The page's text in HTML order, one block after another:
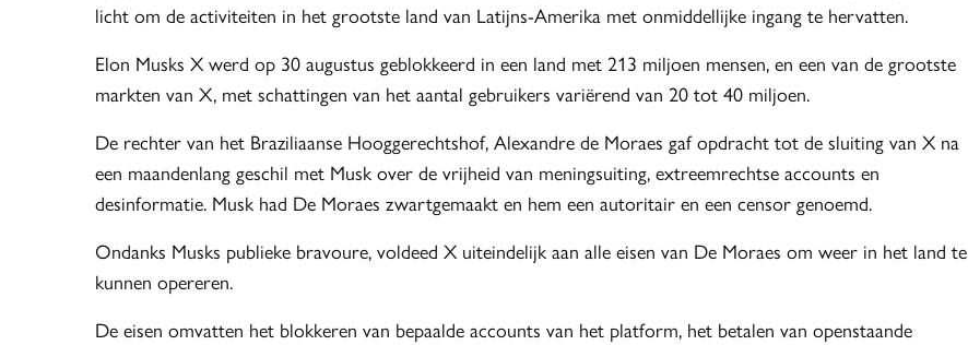
licht om de activiteiten in het grootste land van Latijns-Amerika met onmiddellijke ingang te hervatten.
Elon Musks X werd op 30 augustus geblokkeerd in een land met 213 miljoen mensen, en een van de grootste
markten van X, met schattingen van het aantal gebruikers variërend van 20 tot 40 miljoen.
De rechter van het Braziliaanse Hooggerechtshof, Alexandre de Moraes gaf opdracht tot de sluiting van X na
een maandenlang geschil met Musk over de vrijheid van meningsuiting, extreemrechtse accounts en
desinformatie. Musk had De Moraes zwartgemaakt en hem een autoritair en een censor genoemd.
Ondanks Musks publieke bravoure, voldeed X uiteindelijk aan alle eisen van De Moraes om weer in het land te
kunnen opereren.
De eisen omvatten het blokkeren van bepaalde accounts van het platform, het betalen van openstaande